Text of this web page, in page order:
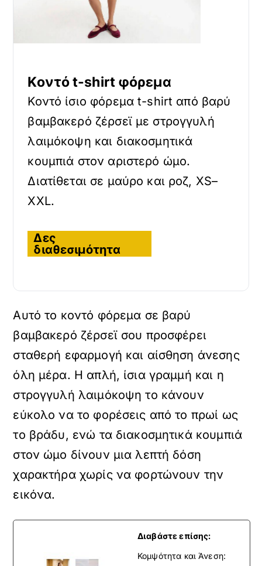
Κοντό t-shirt φόρεμα
Κοντό ίσιο φόρεμα t-shirt από βαρύ
βαμβακερό ζέρσεϊ με στρογγυλή
λαιμόκοψη και διακοσμητικά
κουμπιά στον αριστερό ώμο.
Διατίθεται σε μαύρο και ροζ, XS–
XXL.
Δες
διαθεσιμότητα
Αυτό το κοντό φόρεμα σε βαρύ
βαμβακερό ζέρσεϊ σου προσφέρει
σταθερή εφαρμογή και αίσθηση άνεσης
όλη μέρα. Η απλή, ίσια γραμμή και η
στρογγυλή λαιμόκοψη το κάνουν
εύκολο να το φορέσεις από το πρωί ως
το βράδυ, ενώ τα διακοσμητικά κουμπιά
στον ώμο δίνουν μια λεπτή δόση
χαρακτήρα χωρίς να φορτώνουν την
εικόνα.
Διαβάστε επίσης:
Κομψότητα και Άνεση: